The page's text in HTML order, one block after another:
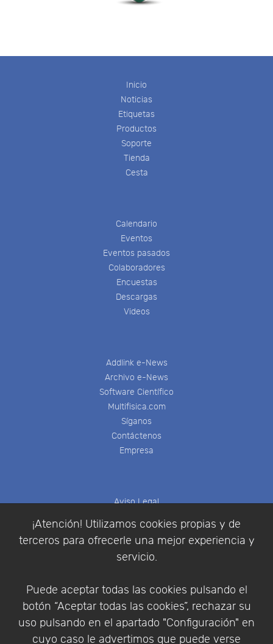
¡Atención! Utilizamos cookies propias y de
terceros para ofrecerle una mejor experiencia y
servicio.
Puede aceptar todas las cookies pulsando el
botón “Aceptar todas las cookies”, rechazar su
uso pulsando en el apartado "Configuración" en
cuyo caso le advertimos que puede verse
Inicio
Noticias
Etiquetas
Productos
Soporte
Tienda
Cesta
Calendario
Eventos
Eventos pasados
Colaboradores
Encuestas
Descargas
Videos
Addlink e-News
Archivo e-News
Software Científico
Multifisica.com
Síganos
Contáctenos
Empresa
Aviso Legal
Política de Privacidad
Condiciones de compra
Identificarse